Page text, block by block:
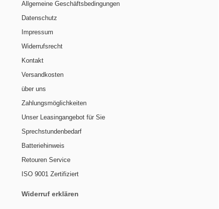
Allgemeine Geschäftsbedingungen
Datenschutz
Impressum
Widerrufsrecht
Kontakt
Versandkosten
über uns
Zahlungsmöglichkeiten
Unser Leasingangebot für Sie
Sprechstundenbedarf
Batteriehinweis
Retouren Service
ISO 9001 Zertifiziert
Widerruf erklären